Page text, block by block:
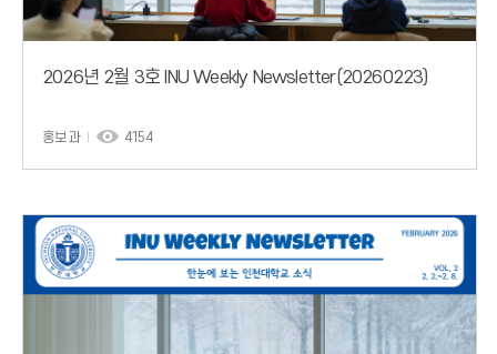
2026년 2월 3호 INU Weekly Newsletter(20260223)
홍보과 4154